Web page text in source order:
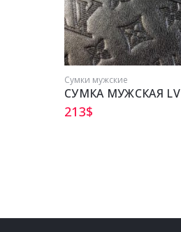
Сумки мужские
СУМКА МУЖСКАЯ LV
213$